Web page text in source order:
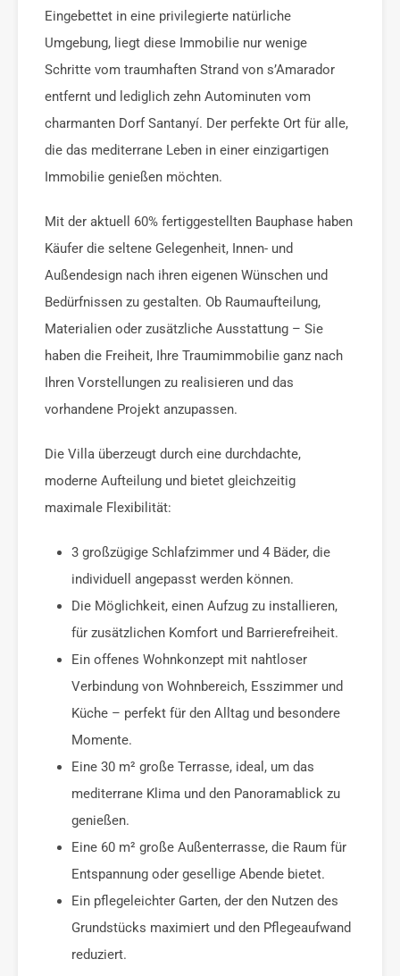
Eingebettet in eine privilegierte natürliche
Umgebung, liegt diese Immobilie nur wenige
Schritte vom traumhaften Strand von s’Amarador
entfernt und lediglich zehn Autominuten vom
charmanten Dorf Santanyí. Der perfekte Ort für alle,
die das mediterrane Leben in einer einzigartigen
Immobilie genießen möchten.
Mit der aktuell 60% fertiggestellten Bauphase haben
Käufer die seltene Gelegenheit, Innen- und
Außendesign nach ihren eigenen Wünschen und
Bedürfnissen zu gestalten. Ob Raumaufteilung,
Materialien oder zusätzliche Ausstattung – Sie
haben die Freiheit, Ihre Traumimmobilie ganz nach
Ihren Vorstellungen zu realisieren und das
vorhandene Projekt anzupassen.
Die Villa überzeugt durch eine durchdachte,
moderne Aufteilung und bietet gleichzeitig
maximale Flexibilität:
3 großzügige Schlafzimmer und 4 Bäder, die
individuell angepasst werden können.
Die Möglichkeit, einen Aufzug zu installieren,
für zusätzlichen Komfort und Barrierefreiheit.
Ein offenes Wohnkonzept mit nahtloser
Verbindung von Wohnbereich, Esszimmer und
Küche – perfekt für den Alltag und besondere
Momente.
Eine 30 m² große Terrasse, ideal, um das
mediterrane Klima und den Panoramablick zu
genießen.
Eine 60 m² große Außenterrasse, die Raum für
Entspannung oder gesellige Abende bietet.
Ein pflegeleichter Garten, der den Nutzen des
Grundstücks maximiert und den Pflegeaufwand
reduziert.